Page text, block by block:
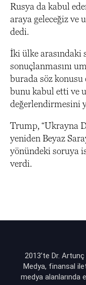
Rusya da kabul
araya geleceğiz ve
dedi.
İki ülke arasındaki
sonuçlanmasını
burada söz
bunu kabul etti ve
değerlendirmesini
Trump, “Ukrayna
yeniden Beyaz
yönündeki soruya
verdi.
2013’te Dr.
Medya, finansal
medya alanlarında